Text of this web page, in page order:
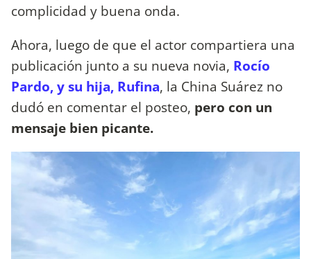
complicidad y buena onda.
Ahora, luego de que el actor compartiera una
publicación junto a su nueva novia, Rocío
Pardo, y su hija, Rufina, la China Suárez no
dudó en comentar el posteo, pero con un
mensaje bien picante.